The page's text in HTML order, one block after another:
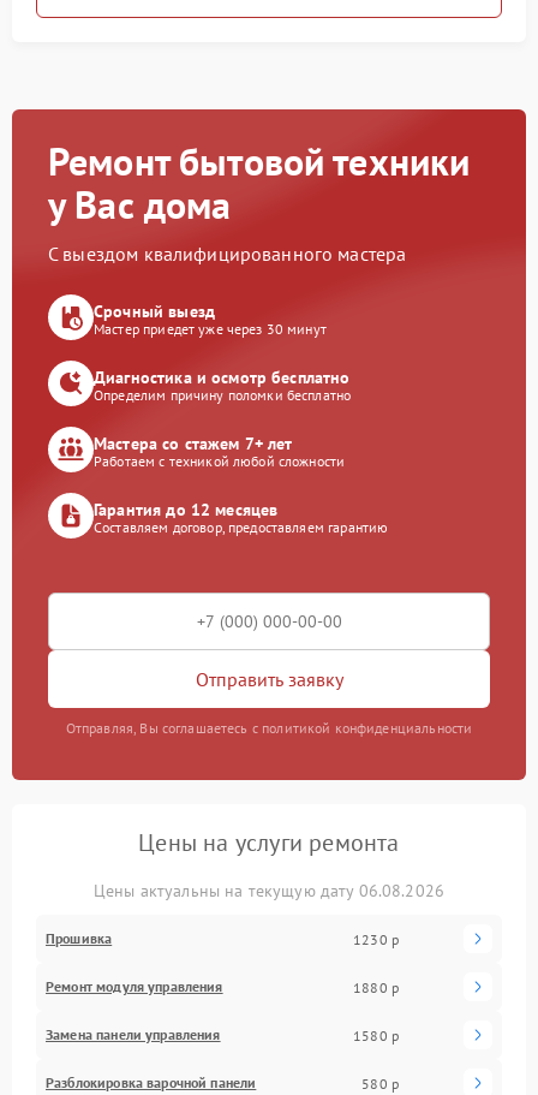
Ремонт бытовой техники
у Вас дома
С выездом квалифицированного мастера
Срочный выезд
Мастер приедет уже через 30 минут
Диагностика и осмотр бесплатно
Определим причину поломки бесплатно
Мастера со стажем 7+ лет
Работаем с техникой любой сложности
Гарантия до 12 месяцев
Составляем договор, предоставляем гарантию
Отправить заявку
Отправляя, Вы соглашаетесь с политикой конфиденциальности
Цены на услуги ремонта
Цены актуальны на текущую дату 06.08.2026
Прошивка 1230 р
Ремонт модуля управления 1880 р
Замена панели управления 1580 р
Разблокировка варочной панели 580 р